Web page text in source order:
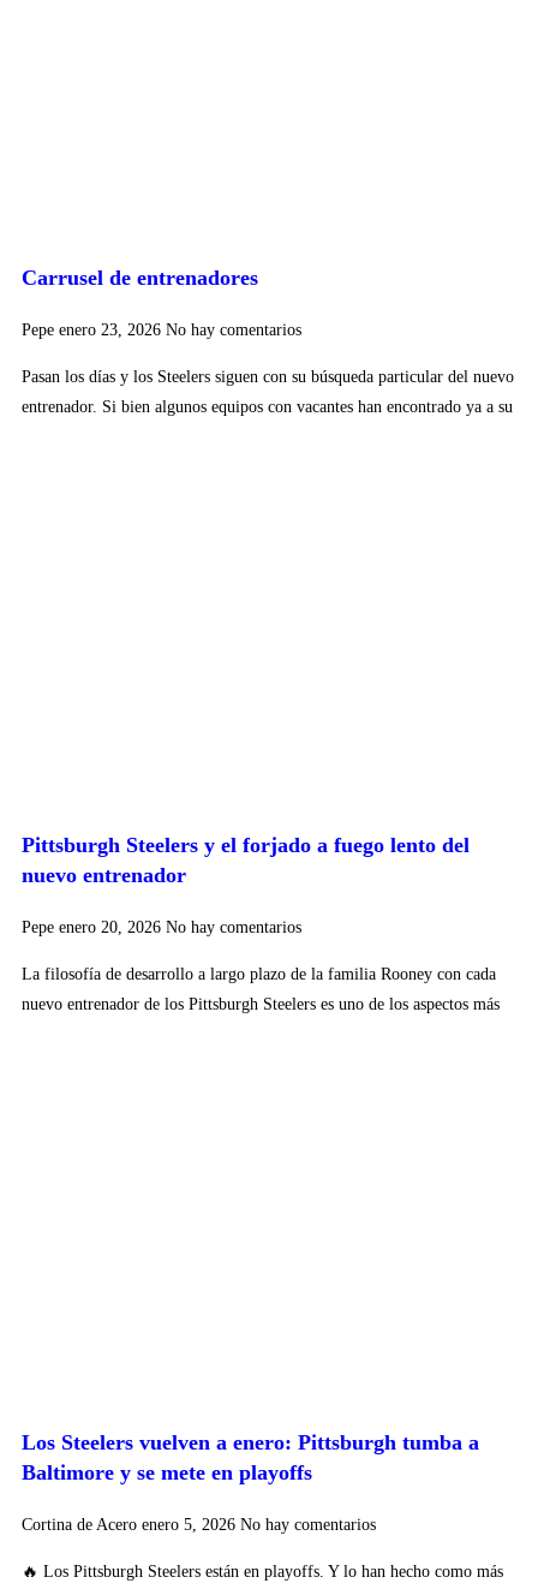
Carrusel de entrenadores
Pepe enero 23, 2026 No hay comentarios
Pasan los días y los Steelers siguen con su búsqueda particular del nuevo
entrenador. Si bien algunos equipos con vacantes han encontrado ya a su
Pittsburgh Steelers y el forjado a fuego lento del
nuevo entrenador
Pepe enero 20, 2026 No hay comentarios
La filosofía de desarrollo a largo plazo de la familia Rooney con cada
nuevo entrenador de los Pittsburgh Steelers es uno de los aspectos más
Los Steelers vuelven a enero: Pittsburgh tumba a
Baltimore y se mete en playoffs
Cortina de Acero enero 5, 2026 No hay comentarios
🔥 Los Pittsburgh Steelers están en playoffs. Y lo han hecho como más